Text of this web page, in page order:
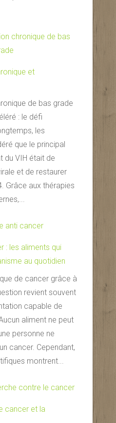
et
de bas grade
: le défi
les
que le principal
du VIH était de
et de restaurer
Grâce aux thérapies
: les aliments qui
au quotidien
de cancer grâce à
revient souvent
capable de
aliment ne peut
personne ne
cancer. Cependant,
montrent...
cancer et la